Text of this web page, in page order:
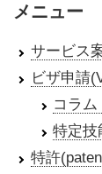
メニュー
サービス
ビザ申請
コラム
特定技
特許